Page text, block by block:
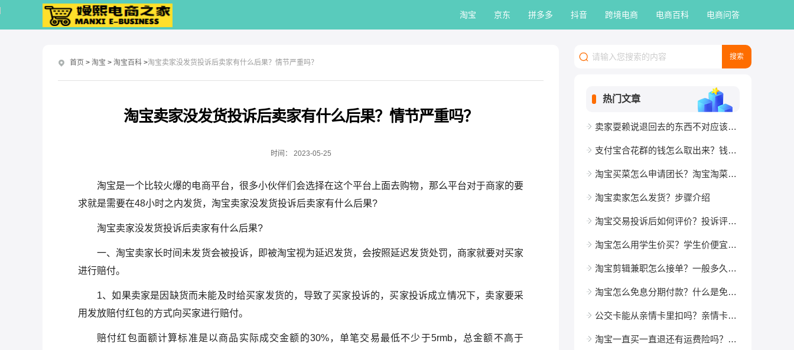
淘宝 京东 拼多多 抖音 跨境电商 电商百科 电商问答
首页 > 淘宝 > 淘宝百科 >淘宝卖家没发货投诉后卖家有什么后果？情节严重吗？
淘宝卖家没发货投诉后卖家有什么后果？情节严重吗？
时间： 2023-05-25
淘宝是一个比较火爆的电商平台，很多小伙伴们会选择在这个平台上面去购物，那么平台对于商家的要
求就是需要在48小时之内发货，淘宝卖家没发货投诉后卖家有什么后果?
淘宝卖家没发货投诉后卖家有什么后果?
一、淘宝卖家长时间未发货会被投诉，即被淘宝视为延迟发货，会按照延迟发货处罚，商家就要对买家
进行赔付。
1、如果卖家是因缺货而未能及时给买家发货的，导致了买家投诉的，买家投诉成立情况下，卖家要采
用发放赔付红包的方式向买家进行赔付。
赔付红包面额计算标准是以商品实际成交金额的30%，单笔交易最低不少于5rmb，总金额不高于
热门文章
卖家耍赖说退回去的东西不对应该怎么办？
支付宝合花群的钱怎么取出来？钱算是余额宝里面的么？
淘宝买菜怎么申请团长？淘宝淘菜菜入口怎么不见了？
淘宝卖家怎么发货？步骤介绍
淘宝交易投诉后如何评价？投诉评价应该怎么写？
淘宝怎么用学生价买？学生价便宜多少？
淘宝剪辑兼职怎么接单？一般多久发工资？
淘宝怎么免息分期付款？什么是免息？
公交卡能从亲情卡里扣吗？亲情卡是怎么回事？
淘宝一直买一直退还有运费险吗？运费险规则是啥？